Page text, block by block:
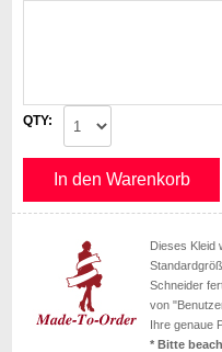
QTY:
In den Warenkorb
Dieses Kleid
Schneider
von
Ihre genaue
* Bitte